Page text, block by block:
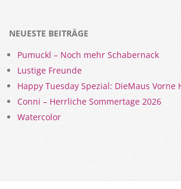
NEUESTE BEITRÄGE
Pumuckl – Noch mehr Schabernack
Lustige Freunde
Happy Tuesday Spezial: DieMaus Vorne
Conni – Herrliche Sommertage 2026
Watercolor